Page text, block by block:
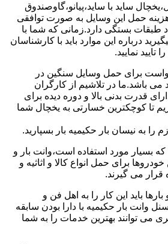
ساید با ساید،پیانو،گاوصندوق
حمل این وسایل به صورت توافقی
طبقات بستگی دارد.زمانی که شما با
درباره این موارد باید با کارشناسان
نمایید.
برای حمل وسایل سنگین در
باشد.ما در تلاشیم از کارگران
قدرت بدنی بالا و دوره دیده برای
تا کوچکترین خسارتی به یخچال شما
را به نیسان بار حکیمیه بار بسپارید.
بسیار مورد استفاده است،وانت بار و
برای حمل انواع کالا و اثاثیه و
قرار می گیرند.
باید این کار را به اهل فن و
وانت بار حکیمیه با دارا بودن سابقه
می توانند بهترین خدمات را به شما